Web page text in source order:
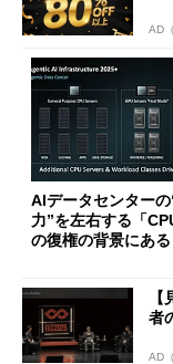
AD
AIデータセンター
力”を左右する「
の復権の背景にある
者
AD